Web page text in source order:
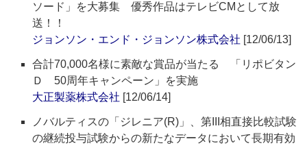
ソード」を大募集 優秀作品はテレビCMとして放
送！！
ジョンソン・エンド・ジョンソン株式会社 [12/06/13]
合計70,000名様に素敵な賞品が当たる 「リポビタン
Ｄ 50周年キャンペーン」を実施
大正製薬株式会社 [12/06/14]
ノバルティスの「ジレニア(R)」、第III相直接比較試験
の継続投与試験からの新たなデータにおいて長期有効